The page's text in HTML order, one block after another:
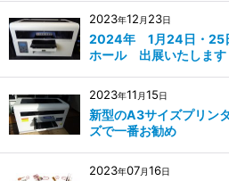
2023年12 月 23日
2024年 1月24日・25
ホール 出展いたします
2023年11 月15日
新型のA3サイズプリ
ズで一番お勧め
2023年07月16日